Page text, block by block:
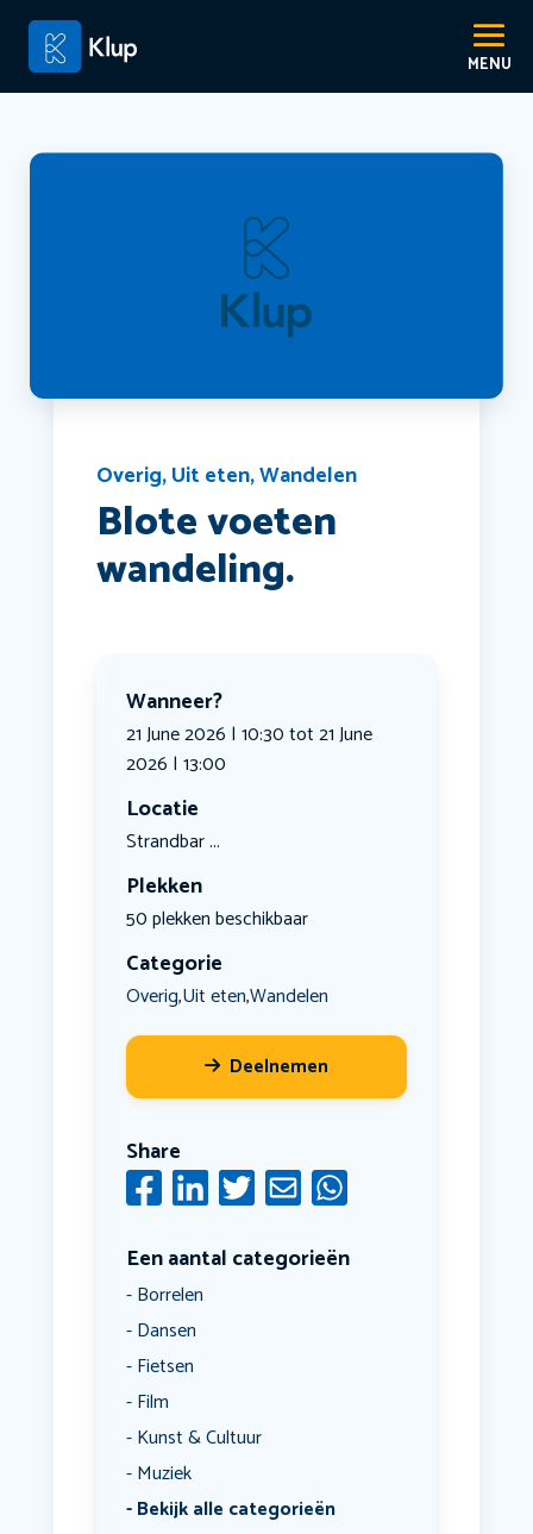
Overig,Uit eten,Wandelen
Blote voeten
wandeling.
Wanneer?
21 June 2026 | 10:30 tot 21 June
2026 | 13:00
Locatie
Strandbar ...
Plekken
50 plekken beschikbaar
Categorie
Overig,Uit eten,Wandelen
Deelnemen
Share
Een aantal categorieën
Borrelen
Dansen
Fietsen
Film
Kunst & Cultuur
Muziek
Bekijk alle categorieën